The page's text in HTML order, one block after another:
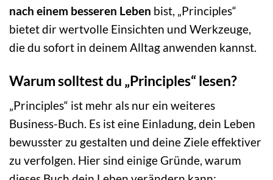
nach einem besseren Leben bist, „Principles“
bietet dir wertvolle Einsichten und Werkzeuge,
die du sofort in deinem Alltag anwenden kannst.
Warum solltest du „Principles“ lesen?
„Principles“ ist mehr als nur ein weiteres
Business-Buch. Es ist eine Einladung, dein Leben
bewusster zu gestalten und deine Ziele effektiver
zu verfolgen. Hier sind einige Gründe, warum